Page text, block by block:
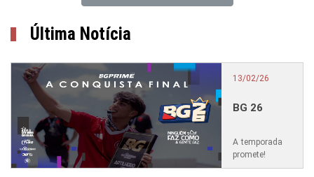
Última Notícia
13/02/26
BG 26
A temporada
promete!